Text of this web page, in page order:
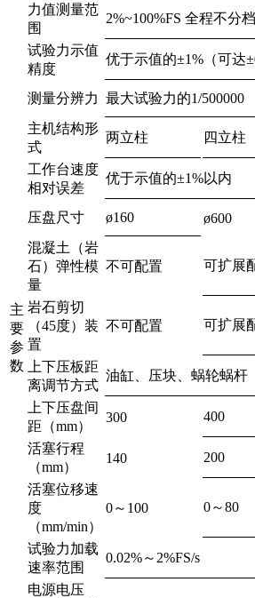
主
要
参
数
力值测量范
围
2%~100%FS 全程不分档
试验力示值
精度
优于示值的±1%（可达
测量分辨力 最大试验力的1/500000
主机结构形
式
两立柱 四立柱
工作台速度
相对误差
优于示值的±1%以内
压盘尺寸 ø160 ø600
混凝土（岩
石）弹性模
量
不可配置 可扩展
岩石剪切
（45度）装
置
不可配置 可扩展
上下压板距
离调节方式
油缸、压块、蜗轮蜗杆
上下压盘间
距（mm）
300 400
活塞行程
（mm）
140 200
活塞位移速
度
（mm/min）
0～100 0～80
试验力加载
速率范围
0.02%～2%FS/s
电源电压